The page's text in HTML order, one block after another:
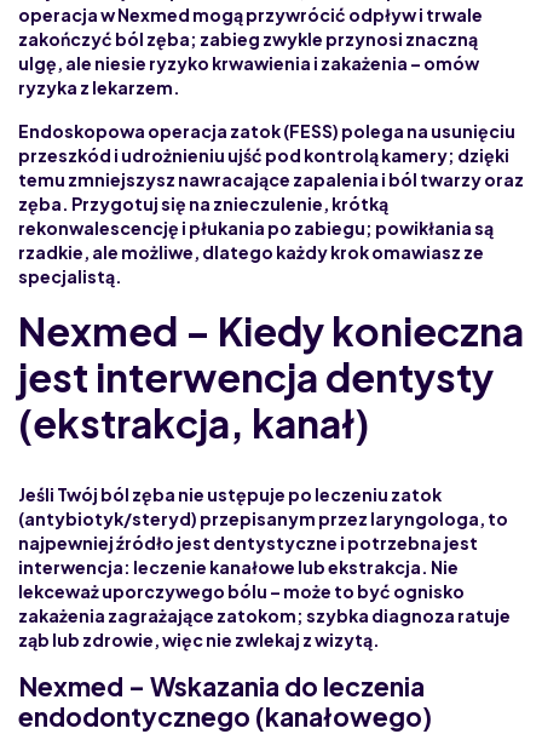
operacja w Nexmed mogą przywrócić odpływ i trwale
zakończyć ból zęba; zabieg zwykle przynosi znaczną
ulgę, ale niesie ryzyko krwawienia i zakażenia – omów
ryzyka z lekarzem.
Endoskopowa operacja zatok (FESS) polega na usunięciu
przeszkód i udrożnieniu ujść pod kontrolą kamery; dzięki
temu zmniejszysz nawracające zapalenia i ból twarzy oraz
zęba. Przygotuj się na znieczulenie, krótką
rekonwalescencję i płukania po zabiegu; powikłania są
rzadkie, ale możliwe, dlatego każdy krok omawiasz ze
specjalistą.
Nexmed – Kiedy konieczna
jest interwencja dentysty
(ekstrakcja, kanał)
Jeśli Twój ból zęba nie ustępuje po leczeniu zatok
(antybiotyk/steryd) przepisanym przez laryngologa, to
najpewniej źródło jest dentystyczne i potrzebna jest
interwencja: leczenie kanałowe lub ekstrakcja. Nie
lekceważ uporczywego bólu – może to być ognisko
zakażenia zagrażające zatokom; szybka diagnoza ratuje
ząb lub zdrowie, więc nie zwlekaj z wizytą.
Nexmed – Wskazania do leczenia
endodontycznego (kanałowego)